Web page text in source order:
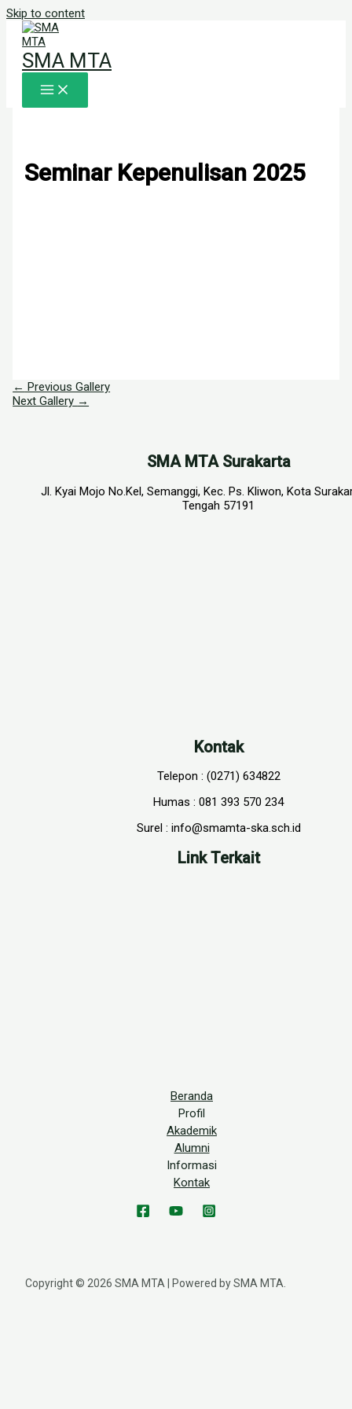
Skip to content
SMA MTA
Seminar Kepenulisan 2025
← Previous Gallery
Next Gallery →
SMA MTA Surakarta
Jl. Kyai Mojo No.Kel, Semanggi, Kec. Ps. Kliwon, Kota
Tengah 57191
Kontak
Telepon : (0271) 634822
Humas : 081 393 570 234
Surel : info@smamta-ska.sch.id
Link Terkait
Beranda
Profil
Akademik
Alumni
Informasi
Kontak
Copyright © 2026 SMA MTA | Powered by SMA MTA.